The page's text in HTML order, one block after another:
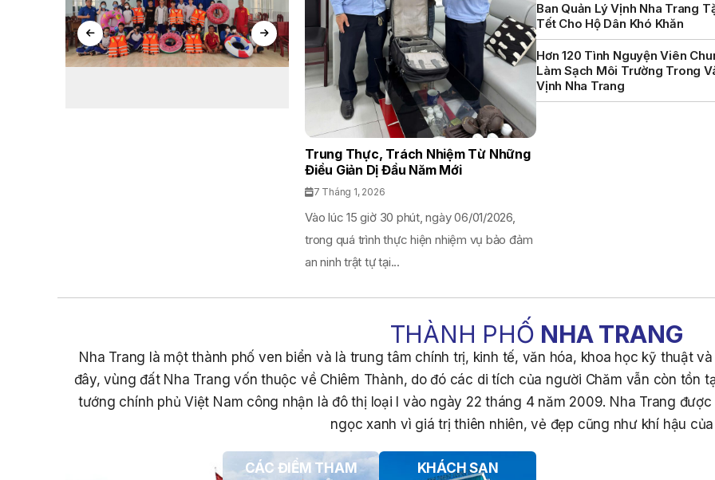
Trung Thực, Trách Nhiệm Từ Những
Điều Giản Dị Đầu Năm Mới
7 Tháng 1, 2026
Vào lúc 15 giờ 30 phút, ngày 06/01/2026,
trong quá trình thực hiện nhiệm vụ bảo đảm
an ninh trật tự tại...
Ban Quản Lý Vịnh Nha Trang
Tết Cho Hộ Dân Khó Khăn
Hơn 120 Tình Nguyện Viên
Làm Sạch Môi Trường Trong
Vịnh Nha Trang
THÀNH PHỐ NHA TRANG
Nha Trang là một thành phố ven biển và là trung tâm chính trị, kinh tế, văn hóa, khoa học kỹ thuật
đây, vùng đất Nha Trang vốn thuộc về Chiêm Thành, do đó các di tích của người Chăm vẫn còn tồn
tướng chính phủ Việt Nam công nhận là đô thị loại I vào ngày 22 tháng 4 năm 2009. Nha Trang
ngọc xanh vì giá trị thiên nhiên, vẻ đẹp cũng như khí hậu của
CÁC ĐIỂM THAM
KHÁCH SẠN